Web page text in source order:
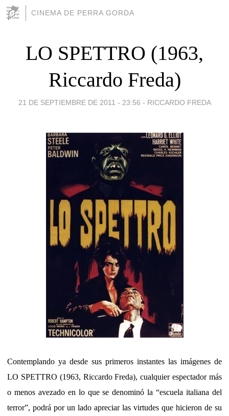
CINEMA DE PERRA GORDA
LO SPETTRO (1963,
Riccardo Freda)
21 DE SEPTIEMBRE DE 2011 - 23:56 - RICCARDO FREDA
Contemplando ya desde sus primeros instantes las imágenes de
LO SPETTRO (1963, Riccardo Freda), cualquier espectador más
o menos avezado en lo que se denominó la “escuela italiana del
terror”, podrá por un lado apreciar las virtudes que hicieron de su